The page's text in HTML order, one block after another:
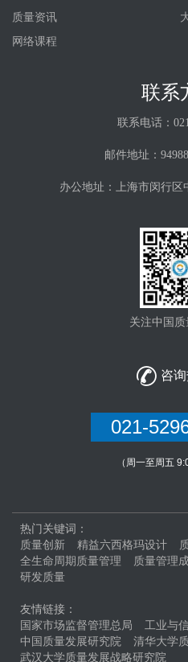
质量资讯
网络课程
联系
联系电话：
邮件地址：
办公地址：上海市闵行区
关注中国
 咨询
021-
（周一至周五
热门关键词：
质量创新
精益六西格玛设计
全生命周期质量管理
质量管理
研发质量
友情链接：
国家市场监督管理总局
工业与
中国质量发展研究院
清华大学
武汉大学质量发展战略研究院